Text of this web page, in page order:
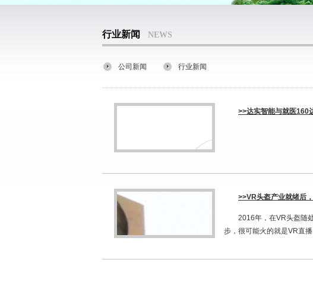
行业新闻 NEWS
公司新闻 行业新闻
>>达实智能与就医160
>>VR头盔产业就绪后
2016年，在VR头盔随
步，很可能火的就是VR直播